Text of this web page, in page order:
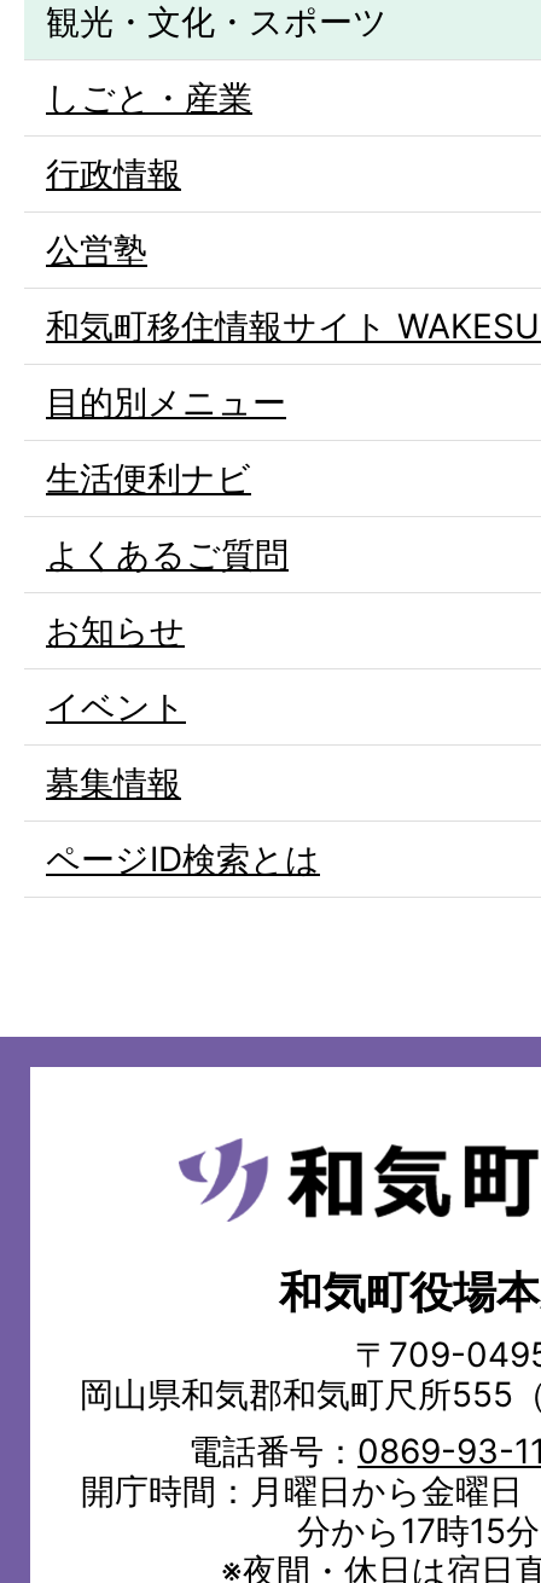
観光・文化・スポーツ
しごと・産業
行政情報
公営塾
和気町移住情報サイト
目的別メニュー
生活便利ナビ
よくあるご質問
お知らせ
イベント
募集情報
ページID検索とは
和
気
和気町役場
〒709-
岡山県和気郡和気町尺所555
電話番号： 0869-93-
開庁時間：月曜日から金曜
分から17時15
※夜間・休日は宿日